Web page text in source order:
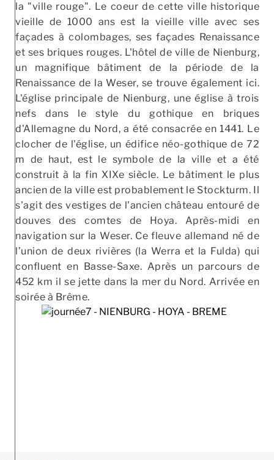
la "ville rouge". Le coeur de cette ville historique
vieille de 1000 ans est la vieille ville avec ses
façades à colombages, ses façades Renaissance
et ses briques rouges. L'hôtel de ville de Nienburg,
un magnifique bâtiment de la période de la
Renaissance de la Weser, se trouve également ici.
L'église principale de Nienburg, une église à trois
nefs dans le style du gothique en briques
d'Allemagne du Nord, a été consacrée en 1441. Le
clocher de l'église, un édifice néo-gothique de 72
m de haut, est le symbole de la ville et a été
construit à la fin XIXe siècle. Le bâtiment le plus
ancien de la ville est probablement le Stockturm. Il
s'agit des vestiges de l'ancien château entouré de
douves des comtes de Hoya. Après-midi en
navigation sur la Weser. Ce fleuve allemand né de
l’union de deux rivières (la Werra et la Fulda) qui
confluent en Basse-Saxe. Après un parcours de
452 km il se jette dans la mer du Nord. Arrivée en
soirée à Brême.